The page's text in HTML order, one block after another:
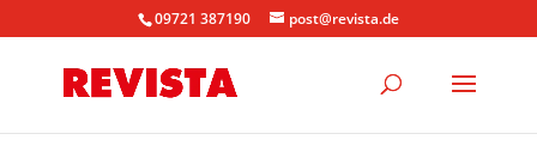
09721 387190 post@revista.de